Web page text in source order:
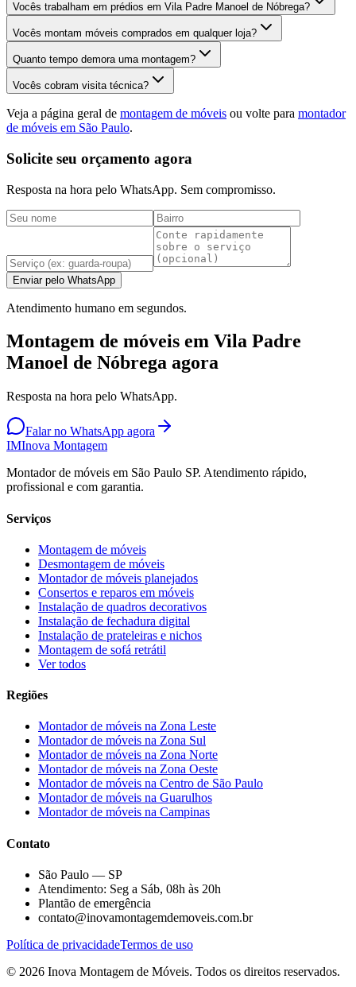
Vocês trabalham em prédios em Vila Padre Manoel de Nóbrega?
Vocês montam móveis comprados em qualquer loja?
Quanto tempo demora uma montagem?
Vocês cobram visita técnica?
Veja a página geral de montagem de móveis ou volte para montador
de móveis em São Paulo.
Solicite seu orçamento agora
Resposta na hora pelo WhatsApp. Sem compromisso.
Enviar pelo WhatsApp
Atendimento humano em segundos.
Montagem de móveis em Vila Padre
Manoel de Nóbrega agora
Resposta na hora pelo WhatsApp.
Falar no WhatsApp agora
IMInova Montagem
Montador de móveis em São Paulo SP. Atendimento rápido,
profissional e com garantia.
Serviços
Montagem de móveis
Desmontagem de móveis
Montador de móveis planejados
Consertos e reparos em móveis
Instalação de quadros decorativos
Instalação de fechadura digital
Instalação de prateleiras e nichos
Montagem de sofá retrátil
Ver todos
Regiões
Montador de móveis na Zona Leste
Montador de móveis na Zona Sul
Montador de móveis na Zona Norte
Montador de móveis na Zona Oeste
Montador de móveis na Centro de São Paulo
Montador de móveis na Guarulhos
Montador de móveis na Campinas
Contato
São Paulo — SP
Atendimento: Seg a Sáb, 08h às 20h
Plantão de emergência
contato@inovamontagemdemoveis.com.br
Política de privacidadeTermos de uso
© 2026 Inova Montagem de Móveis. Todos os direitos reservados.